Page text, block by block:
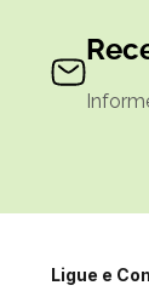
Ligue e